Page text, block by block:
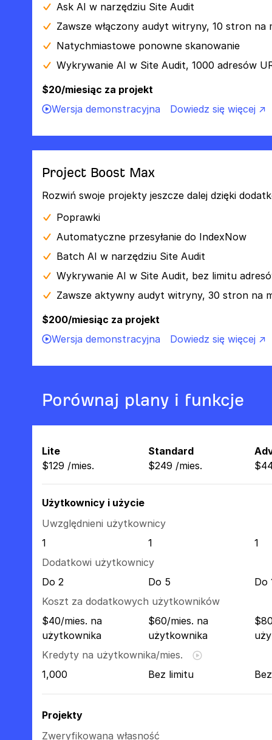
Ask AI w narzędziu Site Audit
Zawsze włączony audyt witryny, 10 stron na
Natychmiastowe ponowne skanowanie
Wykrywanie AI w Site Audit, 1000 adresów
$20/miesiąc za projekt
Wersja demonstracyjna
Dowiedz się więcej ↗
Project Boost Max
Rozwiń swoje projekty jeszcze dalej dzięki
Poprawki
Automatyczne przesyłanie do IndexNow
Batch AI w narzędziu Site Audit
Wykrywanie AI w Site Audit, bez limitu
Zawsze aktywny audyt witryny, 30 stron na
$200/miesiąc za projekt
Wersja demonstracyjna
Dowiedz się więcej ↗
Porównaj plany i funkcje
Lite
$129 /mies.
Standard
$249 /mies.
$
Użytkownicy i użycie
Uwzględnieni użytkownicy
1
1
1
Dodatkowi użytkownicy
Do 2
Do 5
Do
Koszt za dodatkowych użytkowników
$40/mies. na
użytkownika
$60/mies. na
użytkownika
Kredyty na użytkownika/mies.
1,000
Bez limitu
Projekty
Zweryfikowana własność